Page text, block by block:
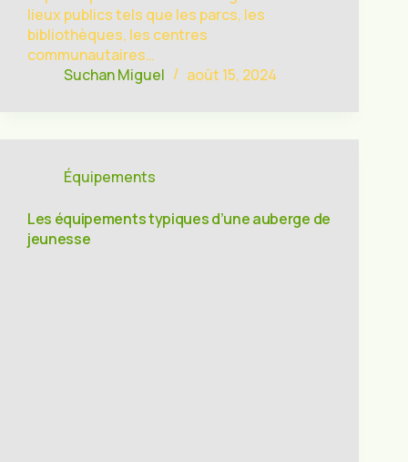
lieux publics tels que les parcs, les
bibliothèques, les centres
communautaires…
Suchan Miguel
août 15, 2024
Équipements
Les équipements typiques d’une auberge de
jeunesse